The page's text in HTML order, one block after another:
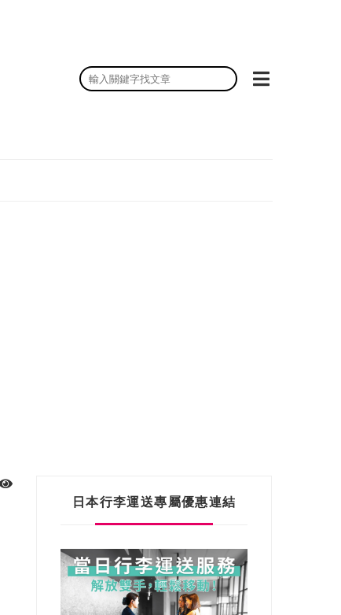
日本行李運送專屬優惠連結